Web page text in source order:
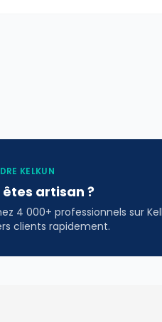
KELKUN
êtes artisan ?
4 000+ professionnels sur
clients rapidement.